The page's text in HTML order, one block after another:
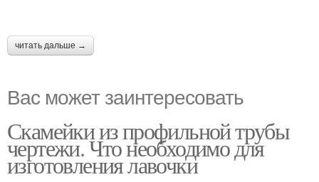
читать дальше →
Вас может заинтересовать
Скамейки из профильной трубы
чертежи. Что необходимо для
изготовления лавочки